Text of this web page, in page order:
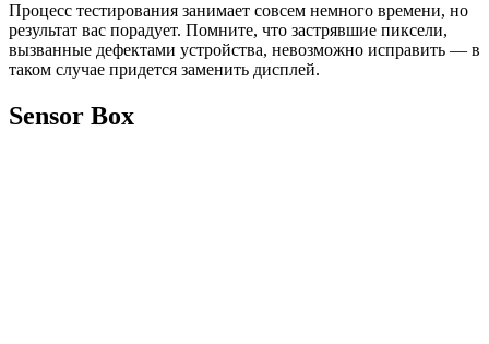
Процесс тестирования занимает совсем немного времени, но
результат вас порадует. Помните, что застрявшие пиксели,
вызванные дефектами устройства, невозможно исправить — в
таком случае придется заменить дисплей.
Sensor Box